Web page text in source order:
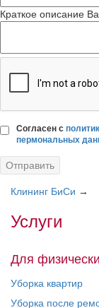
Краткое описание
Согласен с
пермональных
Клининг БиСи →
Услуги
Для
Уборка квартир
Уборка после